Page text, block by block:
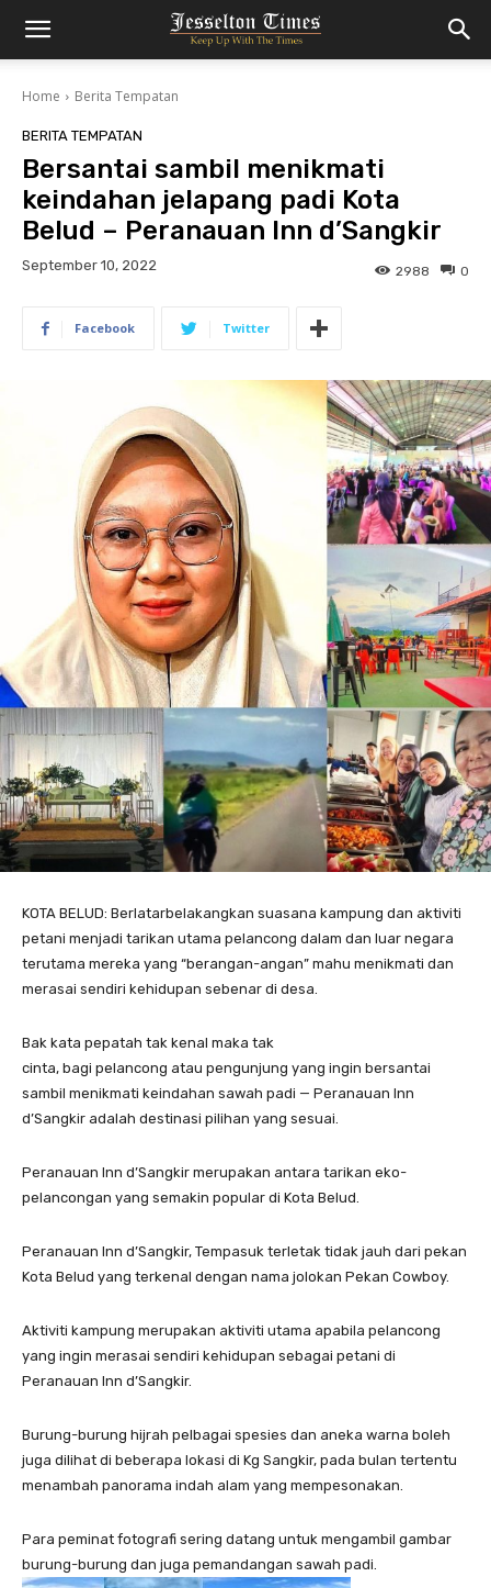
Home Berita Tempatan
BERITA TEMPATAN
Bersantai sambil menikmati
keindahan jelapang padi Kota
Belud – Peranauan Inn d’Sangkir
September 10, 2022 0
2988
Facebook Twitter
KOTA BELUD: Berlatarbelakangkan suasana kampung dan aktiviti
petani menjadi tarikan utama pelancong dalam dan luar negara
terutama mereka yang “berangan-angan” mahu menikmati dan
merasai sendiri kehidupan sebenar di desa.
Bak kata pepatah tak kenal maka tak
cinta, bagi pelancong atau pengunjung yang ingin bersantai
sambil menikmati keindahan sawah padi — Peranauan Inn
d’Sangkir adalah destinasi pilihan yang sesuai.
Peranauan Inn d’Sangkir merupakan antara tarikan eko-
pelancongan yang semakin popular di Kota Belud.
Peranauan Inn d’Sangkir, Tempasuk terletak tidak jauh dari pekan
Kota Belud yang terkenal dengan nama jolokan Pekan Cowboy.
Aktiviti kampung merupakan aktiviti utama apabila pelancong
yang ingin merasai sendiri kehidupan sebagai petani di
Peranauan Inn d’Sangkir.
Burung-burung hijrah pelbagai spesies dan aneka warna boleh
juga dilihat di beberapa lokasi di Kg Sangkir, pada bulan tertentu
menambah panorama indah alam yang mempesonakan.
Para peminat fotografi sering datang untuk mengambil gambar
burung-burung dan juga pemandangan sawah padi.